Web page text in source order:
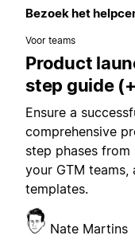
Bezoek het
Voor teams
Product
step guide
Ensure a
comprehensive
step phases
your GTM
templates.
Nate Martins